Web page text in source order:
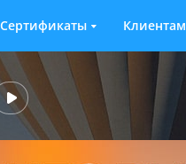
Сертификаты Клиентам